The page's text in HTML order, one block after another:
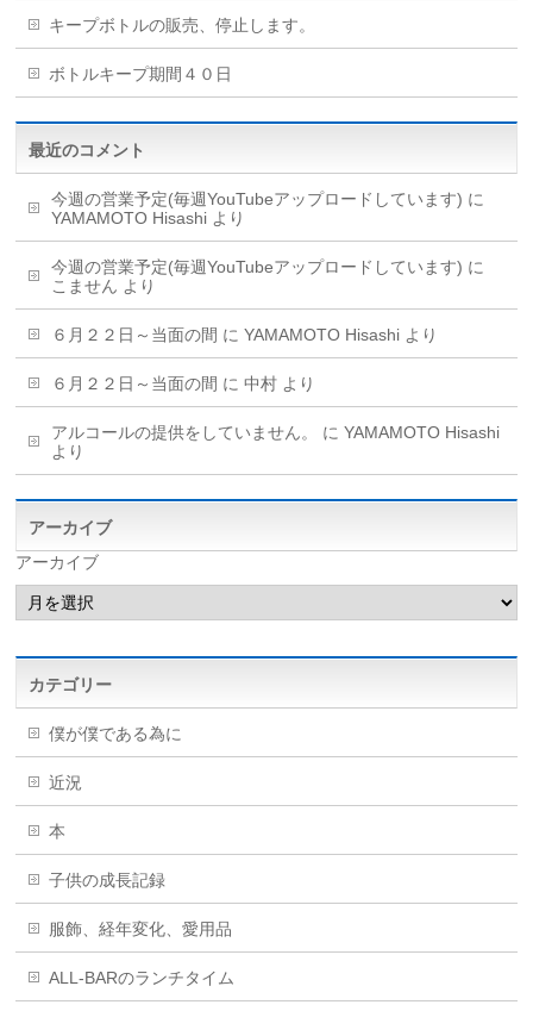
キープボトルの販売、停止します。
ボトルキープ期間４０日
最近のコメント
今週の営業予定(毎週YouTubeアップロードしています) に
YAMAMOTO Hisashi より
今週の営業予定(毎週YouTubeアップロードしています) に
こません より
６月２２日～当面の間 にYAMAMOTO Hisashi より
６月２２日～当面の間 に中村 より
アルコールの提供をしていません。 にYAMAMOTO Hisashi
より
アーカイブ
アーカイブ
カテゴリー
僕が僕である為に
近況
本
子供の成長記録
服飾、経年変化、愛用品
ALL-BARのランチタイム